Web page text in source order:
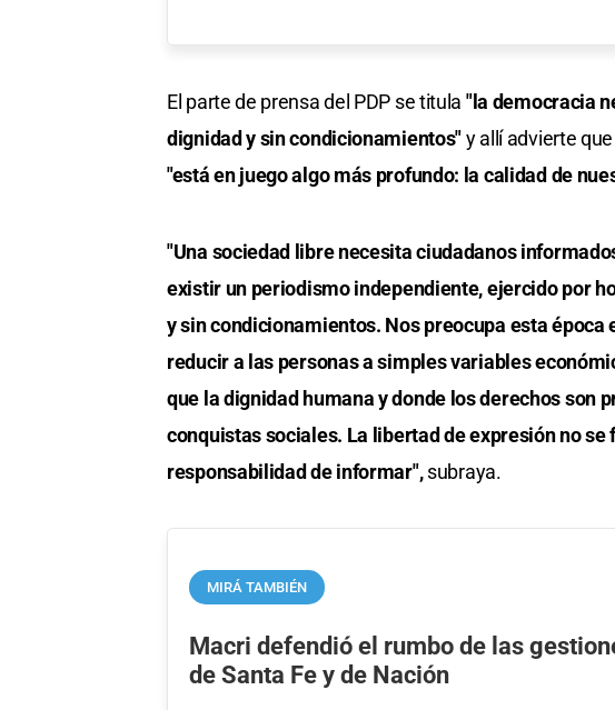
El parte de prensa del PDP se titula "la democracia
dignidad y sin condicionamientos"y allí advierte
"está en juego algo más profundo: la calidad de
"Una sociedad libre necesita ciudadanos
existir un periodismo independiente, ejercido por
y sin condicionamientos. Nos preocupa esta
reducir a las personas a simples variables
que la dignidad humana y donde los derechos son
conquistas sociales. La libertad de expresión no
responsabilidad de informar",subraya.
MIRÁ TAMBIÉN
Macri defendió el rumbo de las
de Santa Fe y de Nación